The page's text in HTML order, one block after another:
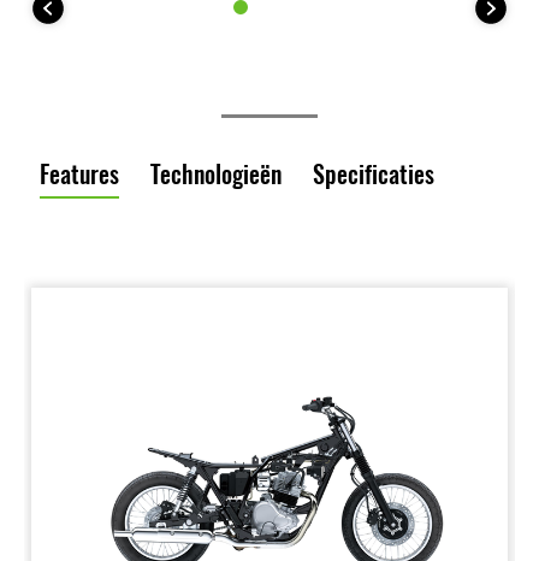
Features Technologieën Specificaties